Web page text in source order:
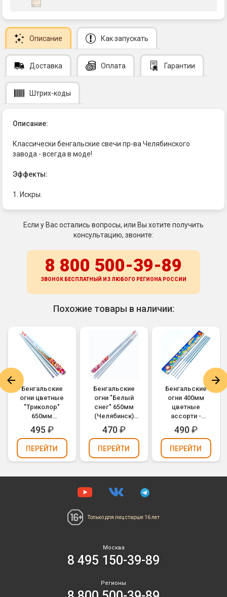
Описание Как запускать
Доставка Оплата Гарантии
Штрих-коды
Описание:
Классически бенгальские свечи пр-ва Челябинского
завода - всегда в моде!
Эффекты:
1. Искры.
Если у Вас остались вопросы, или Вы хотите получить
консультацию, звоните:
8 800 500-39-89
ЗВОНОК БЕСПЛАТНЫЙ ИЗ ЛЮБОГО РЕГИОНА РОССИИ
Похожие товары в наличии:
Бенгальские
огни цветные
"Триколор"
650мм
(Челябинск) -
белый, синий,
красный
(упаковка 3 шт.)
495 ₽
ПЕРЕЙТИ
Бенгальские
огни "Белый
снег" 650мм
(Челябинск)
(упаковка 3 шт.)
470₽
ПЕРЕЙТИ
Бенгальские
огни 400мм
цветные
ассорти -
Красный,
Зеленый,
Голубой,
Желтый
(Челябинск)
490₽
ПЕРЕЙТИ
Только для лиц старше 16 лет
Москва
8 495 150-39-89
Регионы